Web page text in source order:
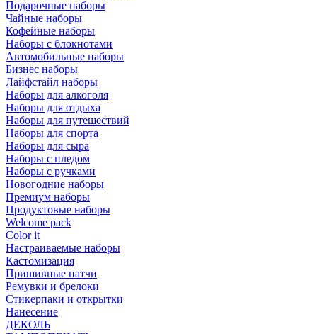
Подарочные наборы
Чайные наборы
Кофейные наборы
Наборы с блокнотами
Автомобильные наборы
Бизнес наборы
Лайфстайл наборы
Наборы для алкоголя
Наборы для отдыха
Наборы для путешествий
Наборы для спорта
Наборы для сыра
Наборы с пледом
Наборы с ручками
Новогодние наборы
Премиум наборы
Продуктовые наборы
Welcome pack
Color it
Настраиваемые наборы
Кастомизация
Пришивные патчи
Ремувки и брелоки
Стикерпаки и открытки
Нанесение
ДЕКОЛЬ